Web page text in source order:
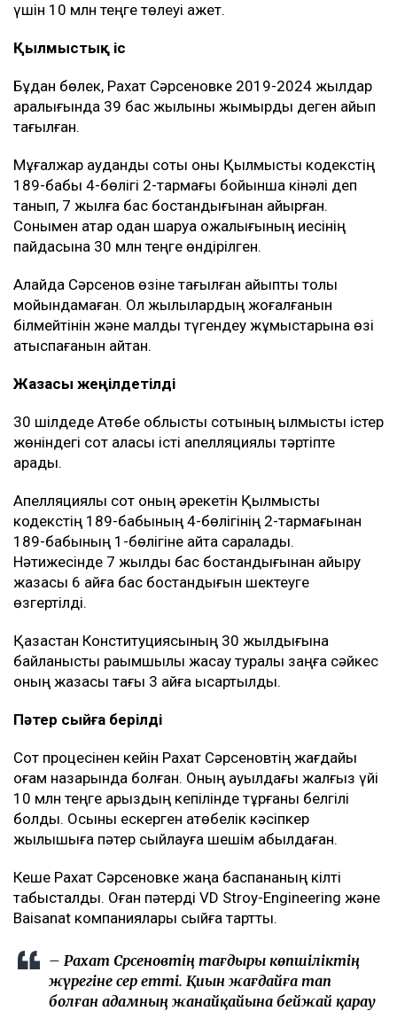
үшін 10 млн теңге төлеуі қажет.
Қылмыстық іс
Бұдан бөлек, Рахат Сәрсеновке 2019-2024 жылдар
аралығында 39 бас жылқыны жымқырды деген айып
тағылған.
Мұғалжар аудандық соты оны Қылмыстық кодекстің
189-бабы 4-бөлігі 2-тармағы бойынша кінәлі деп
танып, 7 жылға бас бостандығынан айырған.
Сонымен қатар одан шаруа қожалығының иесінің
пайдасына 30 млн теңге өндірілген.
Алайда Сәрсенов өзіне тағылған айыпты толық
мойындамаған. Ол жылқылардың жоғалғанын
білмейтінін және малды түгендеу жұмыстарына өзі
қатыспағанын айтқан.
Жазасы жеңілдетілді
30 шілдеде Ақтөбе облыстық сотының қылмыстық істер
жөніндегі сот алқасы істі апелляциялық тәртіпте
қарады.
Апелляциялық сот оның әрекетін Қылмыстық
кодекстің 189-бабының 4-бөлігінің 2-тармағынан
189-бабының 1-бөлігіне қайта саралады.
Нәтижесінде 7 жылдық бас бостандығынан айыру
жазасы 6 айға бас бостандығын шектеуге
өзгертілді.
Қазақстан Конституциясының 30 жылдығына
байланысты рақымшылық жасау туралы заңға сәйкес
оның жазасы тағы 3 айға қысқартылды.
Пәтер сыйға берілді
Сот процесінен кейін Рахат Сәрсеновтің жағдайы
қоғам назарында болған. Оның ауылдағы жалғыз үйі
10 млн теңге қарыздың кепілінде тұрғаны белгілі
болды. Осыны ескерген ақтөбелік кәсіпкер
жылқышыға пәтер сыйлауға шешім қабылдаған.
Кеше Рахат Сәрсеновке жаңа баспананың кілті
табысталды. Оған пәтерді VD Stroy-Engineering және
Baisanat компаниялары сыйға тартты.
– Рахат Сәрсеновтің тағдыры көпшіліктің
жүрегіне әсер етті. Қиын жағдайға тап
болған адамның жанайқайына бейжай қарау